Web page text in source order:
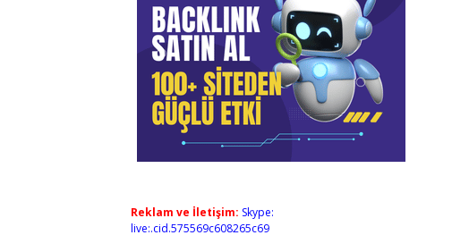
Reklam ve İletişim: Skype:
live:.cid.575569c608265c69